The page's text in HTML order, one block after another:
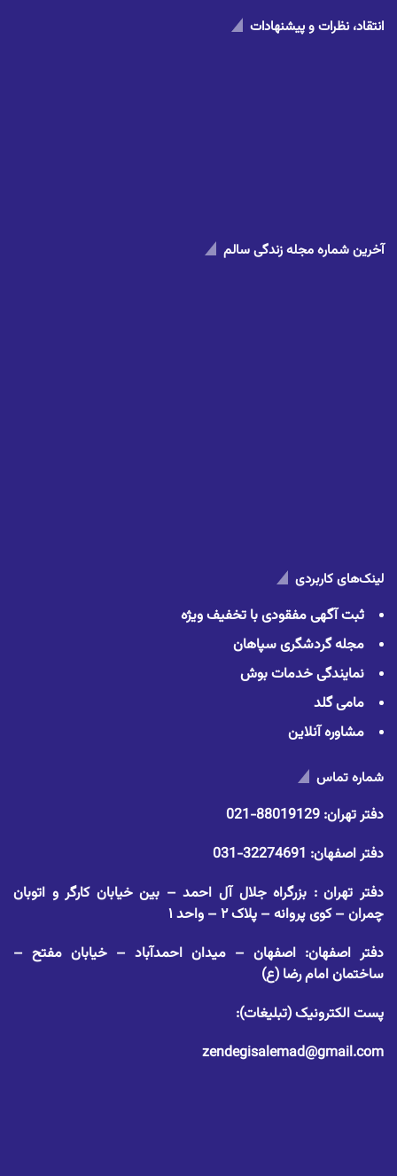
انتقاد، نظرات و پیشنهادات
آخرین شماره مجله زندگی سالم
لینک‌های کاربردی
ثبت آگهی مفقودی با تخفیف ویژه
مجله گردشگری سپاهان
نمایندگی خدمات بوش
مامی گلد
مشاوره آنلاین
شماره تماس
دفتر تهران: 88019129-021
دفتر اصفهان: 32274691-031
دفتر تهران : بزرگراه جلال آل احمد – بین خیابان کارگر و اتوبان
چمران – کوی پروانه – پلاک ۲ – واحد ۱
دفتر اصفهان: اصفهان – میدان احمدآباد – خیابان مفتح –
ساختمان امام رضا (ع)
پست الکترونیک (تبلیغات):
zendegisalemad@gmail.com